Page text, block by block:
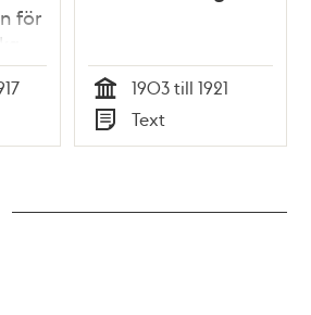
för
Tid
1903 till 1921
Typ
Text